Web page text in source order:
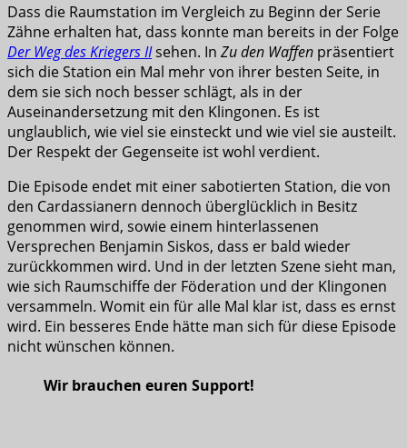
Dass die Raumstation im Vergleich zu Beginn der Serie
Zähne erhalten hat, dass konnte man bereits in der Folge
Der Weg des Kriegers IIsehen. In Zu den Waffen präsentiert
sich die Station ein Mal mehr von ihrer besten Seite, in
dem sie sich noch besser schlägt, als in der
Auseinandersetzung mit den Klingonen. Es ist
unglaublich, wie viel sie einsteckt und wie viel sie austeilt.
Der Respekt der Gegenseite ist wohl verdient.
Die Episode endet mit einer sabotierten Station, die von
den Cardassianern dennoch überglücklich in Besitz
genommen wird, sowie einem hinterlassenen
Versprechen Benjamin Siskos, dass er bald wieder
zurückkommen wird. Und in der letzten Szene sieht man,
wie sich Raumschiffe der Föderation und der Klingonen
versammeln. Womit ein für alle Mal klar ist, dass es ernst
wird. Ein besseres Ende hätte man sich für diese Episode
nicht wünschen können.
Wir brauchen euren Support!